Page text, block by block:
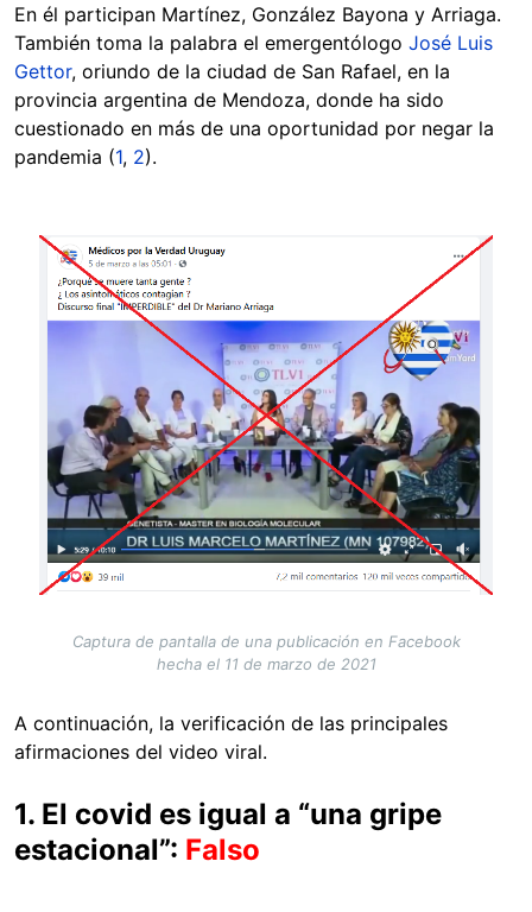
En él participan Martínez, González Bayona y Arriaga.
También toma la palabra el emergentólogo José Luis
Gettor, oriundo de la ciudad de San Rafael, en la
provincia argentina de Mendoza, donde ha sido
cuestionado en más de una oportunidad por negar la
pandemia (1, 2).
Image
Captura de pantalla de una publicación en Facebook
hecha el 11 de marzo de 2021
A continuación, la verificación de las principales
afirmaciones del video viral.
1. El covid es igual a “una gripe
estacional”: Falso